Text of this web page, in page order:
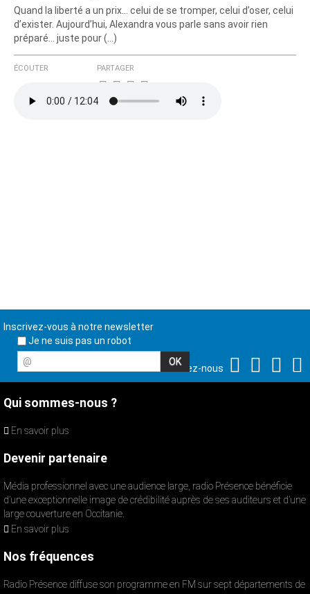
Quand la liberté a un prix... celui de se tromper, celui d’oser, celui
d’exister. Aujourd’hui, Alexandra vous parle sans avoir rien
préparé... juste pour (…)
ÉCOUTER PARTAGER
Inscrivez-vous à notre newsletter
Je ne suis pas un robot
@
Suivez-nous
Qui sommes-nous ?
En savoir plus
Devenir partenaire
Média professionnel avec une audience large, radio Présence bénéficie
d’une exceptionnelle image de crédibilité auprès de ses auditeurs et d’une
large couverture en Occitanie.
En savoir plus
Nos fréquences
Radio Présence diffuse son programme en FM sur sept départements de